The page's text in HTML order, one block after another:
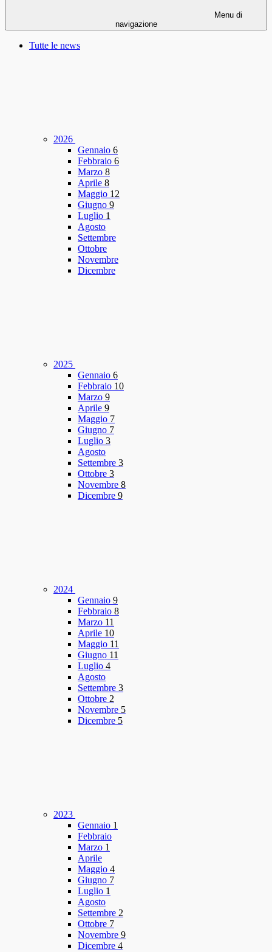
Menu di
navigazione
Tutte le news
2026
Gennaio 6
Febbraio 6
Marzo 8
Aprile 8
Maggio 12
Giugno 9
Luglio 1
Agosto
Settembre
Ottobre
Novembre
Dicembre
2025
Gennaio 6
Febbraio 10
Marzo 9
Aprile 9
Maggio 7
Giugno 7
Luglio 3
Agosto
Settembre 3
Ottobre 3
Novembre 8
Dicembre 9
2024
Gennaio 9
Febbraio 8
Marzo 11
Aprile 10
Maggio 11
Giugno 11
Luglio 4
Agosto
Settembre 3
Ottobre 2
Novembre 5
Dicembre 5
2023
Gennaio 1
Febbraio
Marzo 1
Aprile
Maggio 4
Giugno 7
Luglio 1
Agosto
Settembre 2
Ottobre 7
Novembre 9
Dicembre 4